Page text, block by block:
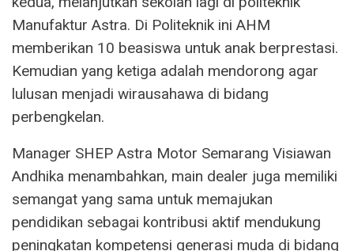
Manufaktur Astra. Di Politeknik ini AHM
memberikan 10 beasiswa untuk anak berprestasi.
Kemudian yang ketiga adalah mendorong agar
lulusan menjadi wirausahawa di bidang
perbengkelan.
Manager SHEP Astra Motor Semarang Visiawan
Andhika menambahkan, main dealer juga memiliki
semangat yang sama untuk memajukan
pendidikan sebagai kontribusi aktif mendukung
peningkatan kompetensi generasi muda di bidang